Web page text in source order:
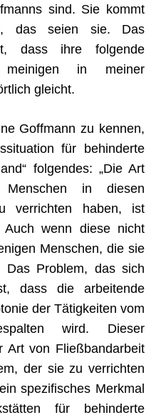
sind. Sie kommt
das seien sie. Das
dass ihre folgende
meinigen in meiner
gleicht.
Goffmann zu kennen,
für behinderte
folgendes: „Die Art
in diesen
verrichten haben, ist
Auch wenn diese nicht
Menschen, die sie
Das Problem, das sich
dass die arbeitende
der Tätigkeiten vom
wird. Dieser
Art von Fließbandarbeit
der sie zu verrichten
spezifisches Merkmal
für behinderte